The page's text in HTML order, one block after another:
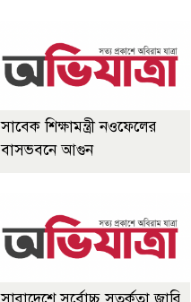
সাবেক শিক্ষামন্ত্রী নওফেলের
বাসভবনে আগুন